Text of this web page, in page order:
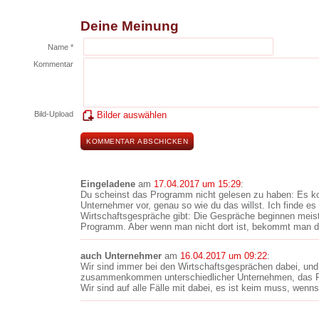
Deine Meinung
Name *
Kommentar
Bild-Upload Bilder auswählen
Eingeladene am 17.04.2017 um 15:29:
Du scheinst das Programm nicht gelesen zu haben: Es
Unternehmer vor, genau so wie du das willst. Ich finde
Wirtschaftsgespräche gibt: Die Gespräche beginnen
Programm. Aber wenn man nicht dort ist, bekommt man
auch Unternehmer am 16.04.2017 um 09:22:
Wir sind immer bei den Wirtschaftsgesprächen dabei,
zusammenkommen unterschiedlicher Unternehmen, das
Wir sind auf alle Fälle mit dabei, es ist keim muss,